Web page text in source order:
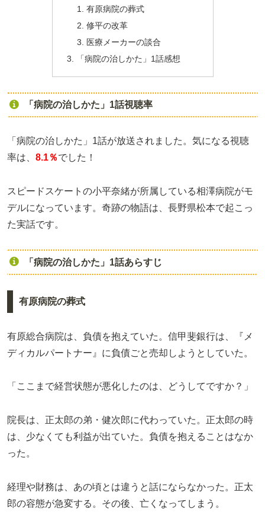
有原病院の葬式
修平の改革
医療メーカーの談合
「病院の治しかた」1話感想
「病院の治しかた」1話視聴率
「病院の治しかた」1話が放送されました。気になる視聴
率は、 8.1％でした！
スピードスケートの小平奈緒が所属している相澤病院がモ
デルになっています。奇跡の物語は、長野県松本で起こっ
た実話です。
「病院の治しかた」1話あらすじ
有原病院の葬式
有原総合病院は、負債を抱えていた。信甲斐銀行は、『メ
ディカルパートナー』に負債ごと売却しようとしていた。
「ここまで経営状態が悪化したのは、どうしてですか？」
院長は、正太郎の弟・健次郎に代わっていた。正太郎の時
は、少なくても利益が出ていた。負債を抱えることはなか
った。
経理や財務は、あの頃とは違うと話にならなかった。正太
郎の容態が急変する。その後、亡くなってしまう。